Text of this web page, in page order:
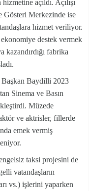
açıldı. Açılışı
Gösteri Merkezinde ise
hizmet veriliyor.
destek vermek
fabrika
Başkan Baydilli 2023
Sinema ve Basın
Müzede
ve aktrisler, fillerde
emek vermiş
taksi projesini de
vatandaşların
vs.) işlerini yaparken